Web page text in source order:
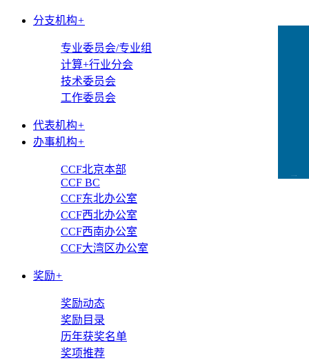
分支机构+
专业委员会/专业组
计算+行业分会
技术委员会
工作委员会
代表机构+
办事机构+
CCF北京本部
CCF BC
CCF东北办公室
CCF西北办公室
CCF西南办公室
CCF大湾区办公室
奖励+
奖励动态
奖励目录
历年获奖名单
奖项推荐